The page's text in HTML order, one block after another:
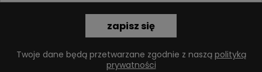
zapisz się
Twoje dane będą przetwarzane zgodnie z naszą polityką
prywatności